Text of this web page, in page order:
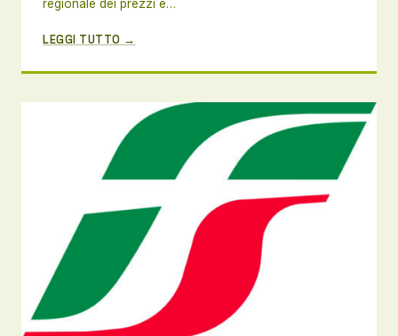
regionale dei prezzi e…
LEGGI TUTTO →